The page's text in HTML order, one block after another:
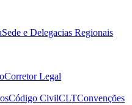
Sede e Delegacias Regionais
Corretor Legal
Código CivilCLTConvenções